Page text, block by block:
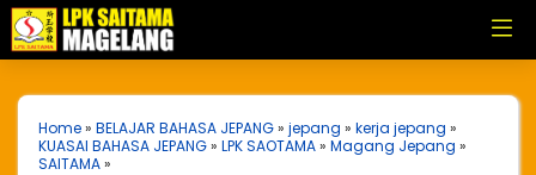
Home» BELAJAR BAHASA JEPANG» jepang » kerja jepang »
KUASAI BAHASA JEPANG» LPK SAOTAMA» Magang Jepang »
SAITAMA»